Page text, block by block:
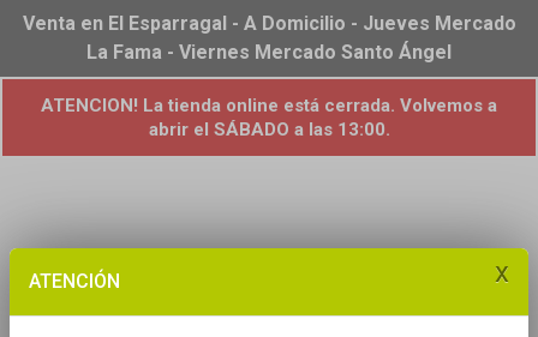
ATENCIÓN x
Venta en El Esparragal - A Domicilio - Jueves Mercado
La Fama - Viernes Mercado Santo Ángel
ATENCION! La tienda online está cerrada. Volvemos a
abrir el SÁBADO a las 13:00.